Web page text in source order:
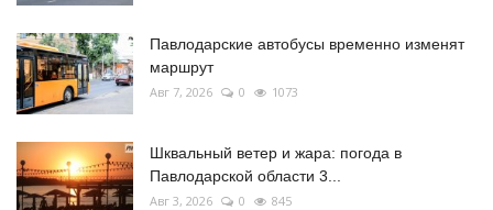
Павлодарские автобусы временно изменят
маршрут
Авг 7, 2026 0 1073
Шквальный ветер и жара: погода в
Павлодарской области 3...
Авг 3, 2026 0 845